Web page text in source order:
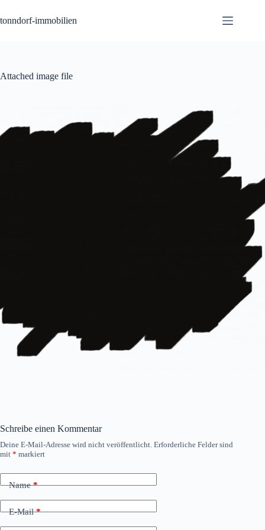
Inhalt
springen
tonndorf-immobilien
Attached image file
Schreibe einen Kommentar
Deine E-Mail-Adresse wird nicht veröffentlicht. Erforderliche Felder sind
mit * markiert
Name*
E-Mail*